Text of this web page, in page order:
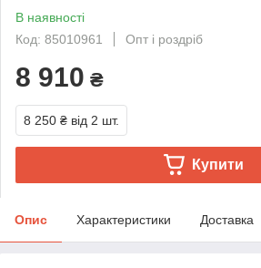
В наявності
Код: 85010961
Опт і роздріб
8 910 ₴
8 250 ₴ від 2 шт.
Купити
Опис Характеристики Доставка